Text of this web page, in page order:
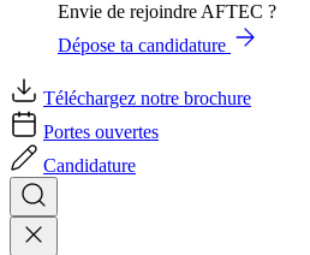
Envie de rejoindre AFTEC ?
Dépose ta candidature
Téléchargez notre brochure
Portes ouvertes
Candidature